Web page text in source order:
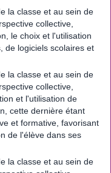
la classe et au sein de
collective,
le choix et l'utilisation
de logiciels scolaires et
la classe et au sein de
collective,
et l'utilisation de
cette dernière étant
et formative, favorisant
de l'élève dans ses
la classe et au sein de